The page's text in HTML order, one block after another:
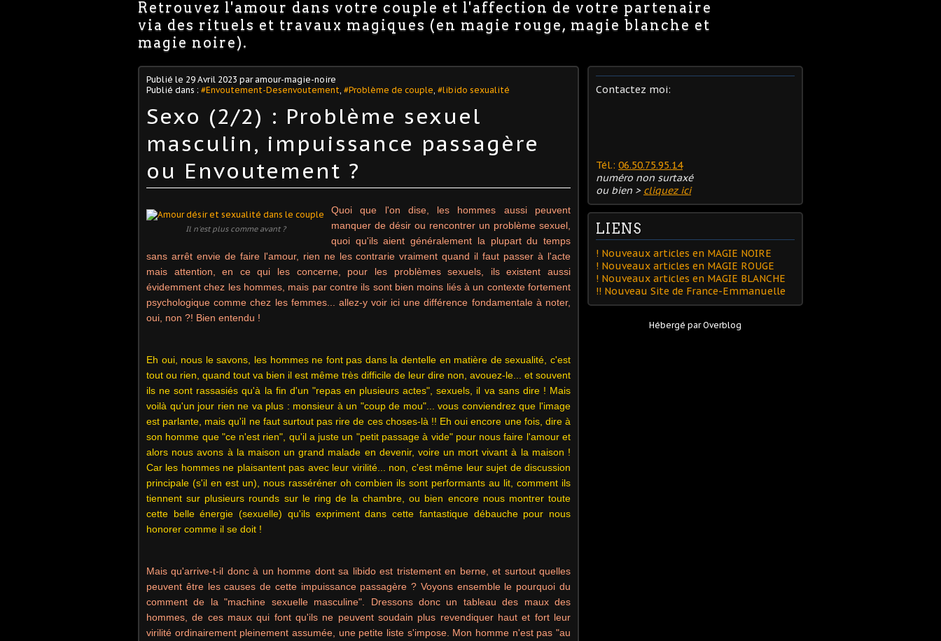
Retrouvez l'amour dans votre couple et l'affection de votre partenaire
via des rituels et travaux magiques (en magie rouge, magie blanche et
magie noire).
Publié le 29 Avril 2023 par amour-magie-noire
Publié dans : #Envoutement-Desenvoutement #Problème de couple #libido sexualité
Sexo (2/2) : Problème sexuel
masculin, impuissance passagère
ou Envoutement ?
Il n'est plus comme avant ?
Quoi que l'on dise, les hommes aussi peuvent
manquer de désir ou rencontrer un problème sexuel,
quoi qu'ils aient généralement la plupart du temps
sans arrêt envie de faire l'amour, rien ne les contrarie vraiment quand il faut passer à l'acte
mais attention, en ce qui les concerne, pour les problèmes sexuels, ils existent aussi
évidemment chez les hommes, mais par contre ils sont bien moins liés à un contexte fortement
psychologique comme chez les femmes... allez-y voir ici une différence fondamentale à noter,
oui, non ?! Bien entendu !
Eh oui, nous le savons, les hommes ne font pas dans la dentelle en matière de sexualité, c'est
tout ou rien, quand tout va bien il est même très difficile de leur dire non, avouez-le... et souvent
ils ne sont rassasiés qu'à la fin d'un "repas en plusieurs actes", sexuels, il va sans dire ! Mais
voilà qu'un jour rien ne va plus : monsieur à un "coup de mou"... vous conviendrez que l'image
est parlante, mais qu'il ne faut surtout pas rire de ces choses-là !! Eh oui encore une fois, dire à
son homme que "ce n'est rien", qu'il a juste un "petit passage à vide" pour nous faire l'amour et
alors nous avons à la maison un grand malade en devenir, voire un mort vivant à la maison !
Car les hommes ne plaisantent pas avec leur virilité... non, c'est même leur sujet de discussion
principale (s'il en est un), nous rasséréner oh combien ils sont performants au lit, comment ils
tiennent sur plusieurs rounds sur le ring de la chambre, ou bien encore nous montrer toute
cette belle énergie (sexuelle) qu'ils expriment dans cette fantastique débauche pour nous
honorer comme il se doit !
Mais qu'arrive-t-il donc à un homme dont sa libido est tristement en berne, et surtout quelles
peuvent être les causes de cette impuissance passagère ? Voyons ensemble le pourquoi du
comment de la "machine sexuelle masculine". Dressons donc un tableau des maux des
hommes, de ces maux qui font qu'ils ne peuvent soudain plus revendiquer haut et fort leur
virilité ordinairement pleinement assumée, une petite liste s'impose. Mon homme n'est pas "au
Contactez moi:
Tél.: 06.50.75.95.14
numéro non surtaxé
ou bien > cliquez ici
LIENS
! Nouveaux articles en MAGIE NOIRE
! Nouveaux articles en MAGIE ROUGE
! Nouveaux articles en MAGIE BLANCHE
!! Nouveau Site de France-Emmanuelle
Hébergé parOverblog